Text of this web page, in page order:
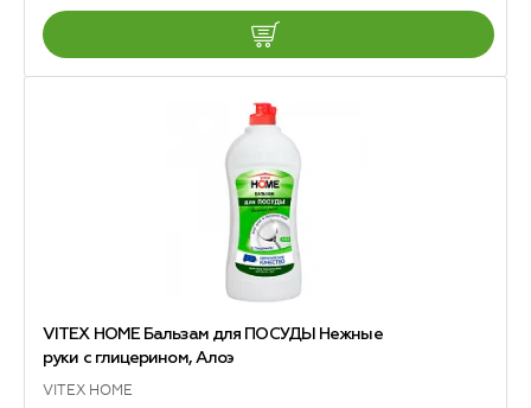
VITEX HOME Бальзам для ПОСУДЫ Нежные
руки с глицерином, Алоэ
VITEX HOME